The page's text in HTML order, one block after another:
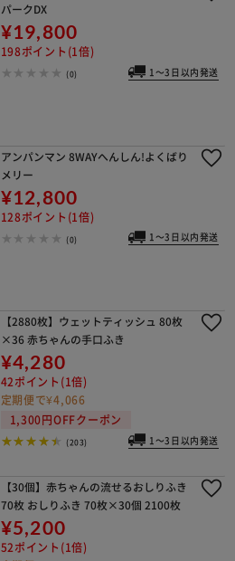
パークDX
¥19,800
198ポイント(1倍)
(0) 1～3日以内発送
アンパンマン 8WAYへんしん!よくばり
メリー
¥12,800
128ポイント(1倍)
(0) 1～3日以内発送
【2880枚】ウェットティッシュ 80枚
×36 赤ちゃんの手口ふき
¥4,280
42ポイント(1倍)
定期便で¥4,066
1,300円OFFクーポン
(203) 1～3日以内発送
【30個】赤ちゃんの流せるおしりふき
70枚 おしりふき 70枚×30個 2100枚
¥5,200
52ポイント(1倍)